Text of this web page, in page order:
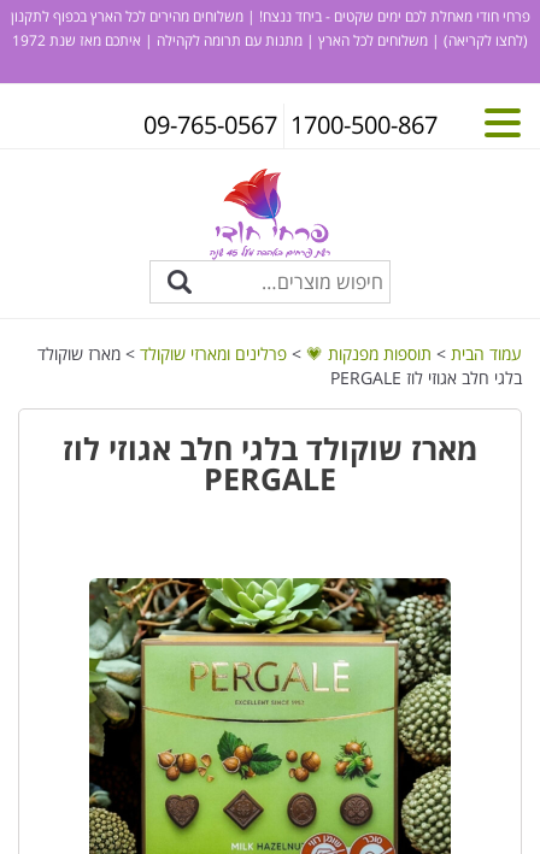
פרחי חודי מאחלת לכם ימים שקטים - ביחד ננצח! | משלוחים מהירים לכל הארץ בכפוף לתקנון
(לחצו לקריאה) | משלוחים לכל הארץ | מתנות עם תרומה לקהילה | איתכם מאז שנת 1972
1700-500-867
09-765-0567
עמוד הבית > תוספות מפנקות 💗 > פרלינים ומארזי שוקולד > מארז שוקולד
בלגי חלב אגוזי לוז PERGALE
מארז שוקולד בלגי חלב אגוזי לוז
PERGALE